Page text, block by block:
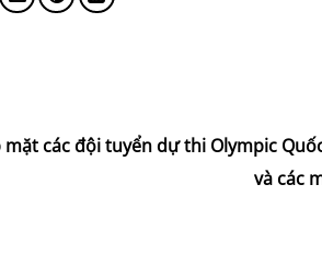
mặt các đội tuyển dự thi Olympic
và các